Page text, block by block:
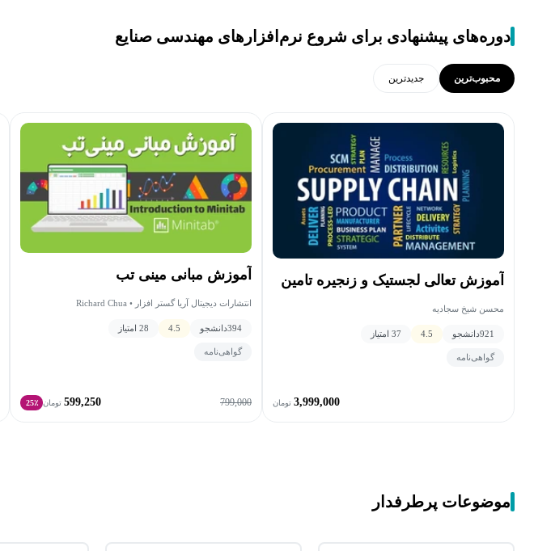
دوره‌های پیشنهادی برای شروع نرم‌افزارهای مهندسی صنایع
محبوب‌ترین جدید‌ترین
آموزش تعالی لجستیک و زنجیره تامین
محسن شيخ سجادیه
921دانشجو 4.5 37 امتیاز
گواهی‌نامه
3,999,000 تومان
آموزش مبانی مینی تب
انتشارات دیجیتال آریا گستر افزار • Richard Chua
394دانشجو 4.5 28 امتیاز
گواهی‌نامه
799,000
599,250 تومان 25٪
موضوعات پرطرفدار